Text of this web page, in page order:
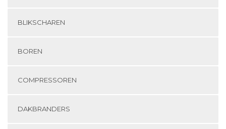
BLIKSCHAREN
BOREN
COMPRESSOREN
DAKBRANDERS